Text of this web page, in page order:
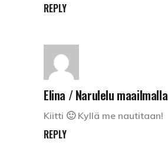
REPLY
Elina / Narulelu maailmalla
Kiitti 🙂 Kyllä me nautitaan!
REPLY